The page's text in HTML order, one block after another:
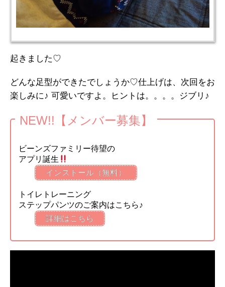
起きました♡
どんな足型ができたでしょうか♡仕上げは、次回をお
楽しみに♪ 可愛いですよ。ヒントは。。。。ジブリ♪
NEW!!【メンバー募集】
ビーンズファミリー待望の
アプリ誕生
インストール（無料）
トイレトレーニング
ステップパンツのご案内はこちら♪
詳細はこちら